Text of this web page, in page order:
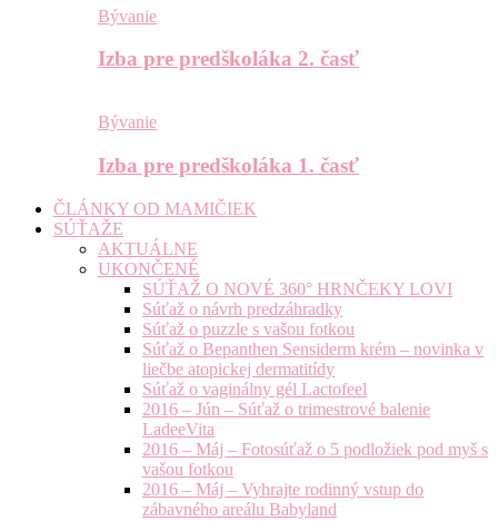
Bývanie
Izba pre predškoláka 2. časť
Bývanie
Izba pre predškoláka 1. časť
ČLÁNKY OD MAMIČIEK
SÚŤAŽE
AKTUÁLNE
UKONČENÉ
SÚŤAŽ O NOVÉ 360° HRNČEKY LOVI
Súťaž o návrh predzáhradky
Súťaž o puzzle s vašou fotkou
Súťaž o Bepanthen Sensiderm krém – novinka v
liečbe atopickej dermatitídy
Súťaž o vaginálny gél Lactofeel
2016 – Jún – Súťaž o trimestrové balenie
LadeeVita
2016 – Máj – Fotosúťaž o 5 podložiek pod myš s
vašou fotkou
2016 – Máj – Vyhrajte rodinný vstup do
zábavného areálu Babyland